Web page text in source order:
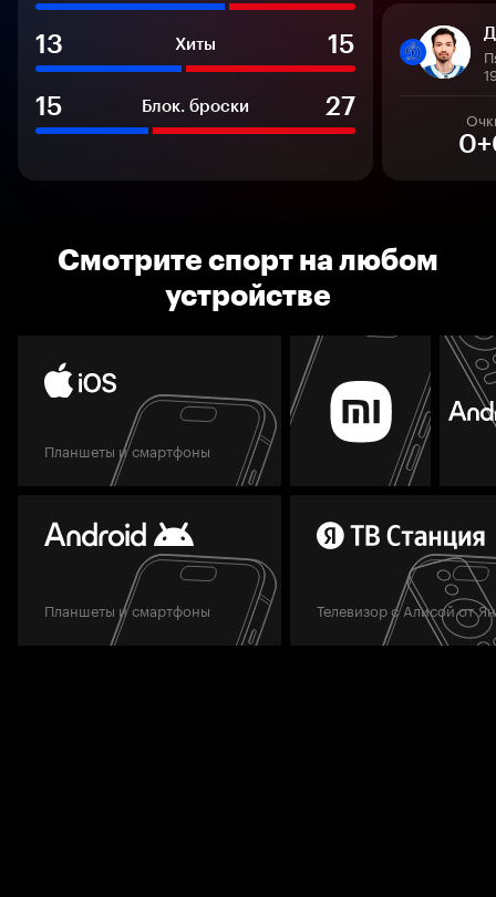
13 Хиты
15
15
Блок. броски 27
Смотрите спорт на любом
устройстве
Планшеты и смартфоны
Планшеты и смартфоны Телевизор с Алисой от